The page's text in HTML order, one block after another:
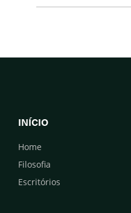
INÍCIO
Home
Filosofia
Escritórios